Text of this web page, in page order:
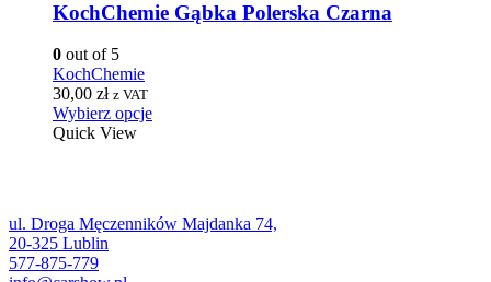
KochChemie Gąbka Polerska Czarna
0 out of 5
KochChemie
30,00 zł z VAT
Wybierz opcje
Quick View
ul. Droga Męczenników Majdanka 74,
20-325 Lublin
577-875-779